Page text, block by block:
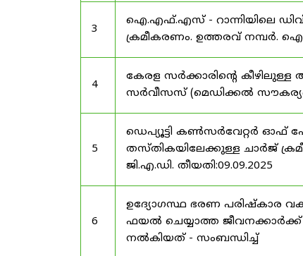
3
ഐ.എഫ്.എസ് - റാന്നിയിലെ
ക്രമീകരണം. ഉത്തരവ് നമ്പർ.
4
കേരള സർക്കാരിന്റെ
സർവീസസ് (മെഡിക്കൽ സൗകര്യങ്ങൾ)
5
ഡെപ്യൂട്ടി കൺസർവേറ്റർ ഓഫ്
തസ്തികയിലേക്കുള്ള ചാർജ്
ജി.എ.ഡി. തീയതി:09.09.2025
6
ഉദ്യോഗസ്ഥ ഭരണ പരിഷ്കാര
ഫയൽ ചെയ്യാത്ത ജീവനക്കാർക്ക്
നൽകിയത് - സംബന്ധിച്ച്